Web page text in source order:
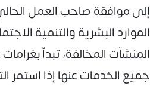
إلى موافقة صاحب العمل
الموارد البشرية والتنمية
المنشآت المخالفة، تبدأ
جميع الخدمات عنها إذا استمر